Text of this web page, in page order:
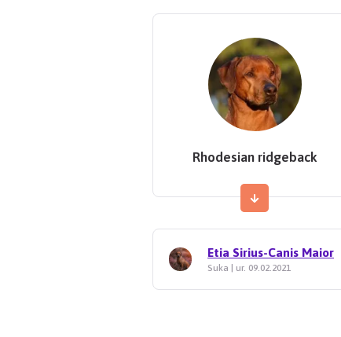
Rhodesian ridgeback
Etia Sirius-Canis Maior
Suka | ur. 09.02.2021